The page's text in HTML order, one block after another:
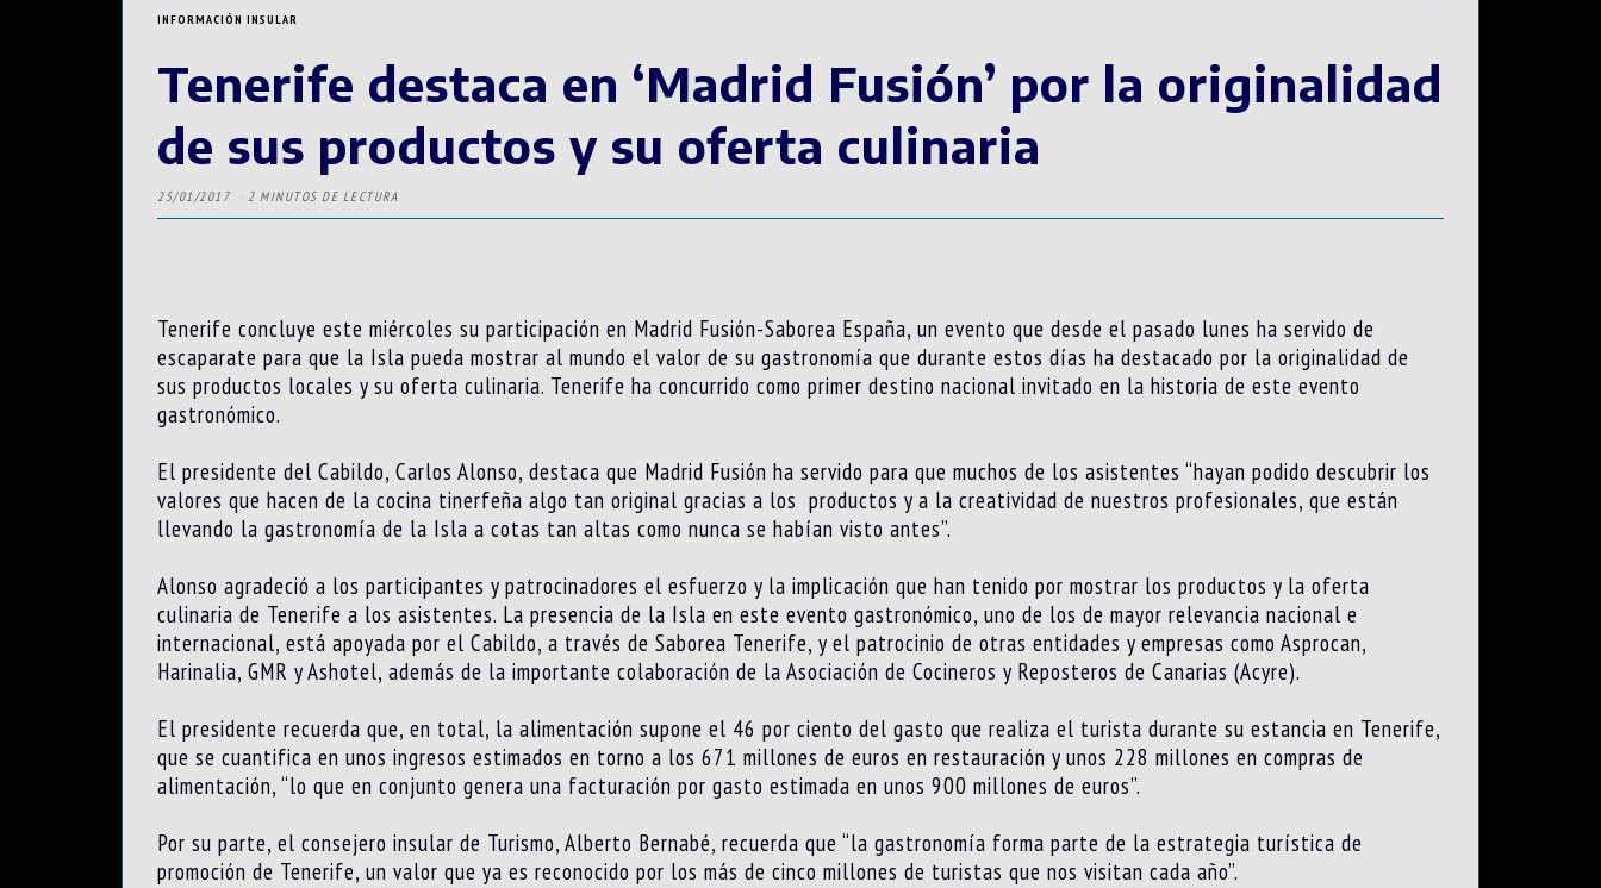
INFORMACIÓN INSULAR
Tenerife destaca en ‘Madrid Fusión’ por la originalidad
de sus productos y su oferta culinaria
25/01/2017 2 MINUTOS DE LECTURA
Tenerife concluye este miércoles su participación en Madrid Fusión-Saborea España, un evento que desde el pasado lunes ha servido de
escaparate para que la Isla pueda mostrar al mundo el valor de su gastronomía que durante estos días ha destacado por la originalidad de
sus productos locales y su oferta culinaria. Tenerife ha concurrido como primer destino nacional invitado en la historia de este evento
gastronómico.
El presidente del Cabildo, Carlos Alonso, destaca que Madrid Fusión ha servido para que muchos de los asistentes “hayan podido descubrir los
valores que hacen de la cocina tinerfeña algo tan original gracias a los productos y a la creatividad de nuestros profesionales, que están
llevando la gastronomía de la Isla a cotas tan altas como nunca se habían visto antes”.
Alonso agradeció a los participantes y patrocinadores el esfuerzo y la implicación que han tenido por mostrar los productos y la oferta
culinaria de Tenerife a los asistentes. La presencia de la Isla en este evento gastronómico, uno de los de mayor relevancia nacional e
internacional, está apoyada por el Cabildo, a través de Saborea Tenerife, y el patrocinio de otras entidades y empresas como Asprocan,
Harinalia, GMR y Ashotel, además de la importante colaboración de la Asociación de Cocineros y Reposteros de Canarias (Acyre).
El presidente recuerda que, en total, la alimentación supone el 46 por ciento del gasto que realiza el turista durante su estancia en Tenerife,
que se cuantifica en unos ingresos estimados en torno a los 671 millones de euros en restauración y unos 228 millones en compras de
alimentación, “lo que en conjunto genera una facturación por gasto estimada en unos 900 millones de euros”.
Por su parte, el consejero insular de Turismo, Alberto Bernabé, recuerda que “la gastronomía forma parte de la estrategia turística de
promoción de Tenerife, un valor que ya es reconocido por los más de cinco millones de turistas que nos visitan cada año”.